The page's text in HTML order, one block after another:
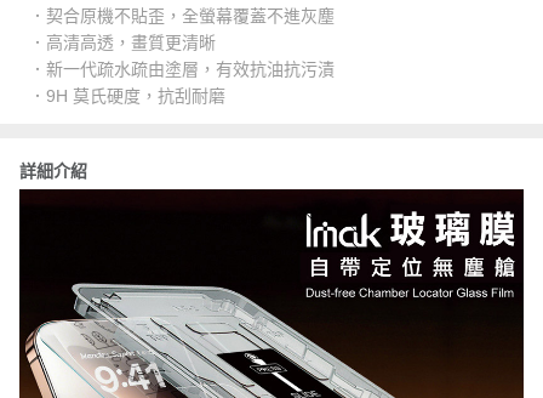
．契合原機不貼歪，全螢幕覆蓋不進灰塵
．高清高透，畫質更清晰
．新一代疏水疏由塗層，有效抗油抗污漬
．9H 莫氏硬度，抗刮耐磨
詳細介紹